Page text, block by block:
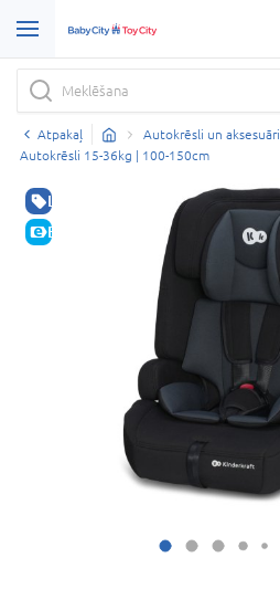
Atpakaļ
Autokrēsli un aksesuāri
Autokrēsli 15-36kg | 100-150cm
LABA CENA
E-CENA